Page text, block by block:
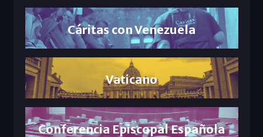
Cáritas con Venezuela
Vaticano
Conferencia Episcopal Española